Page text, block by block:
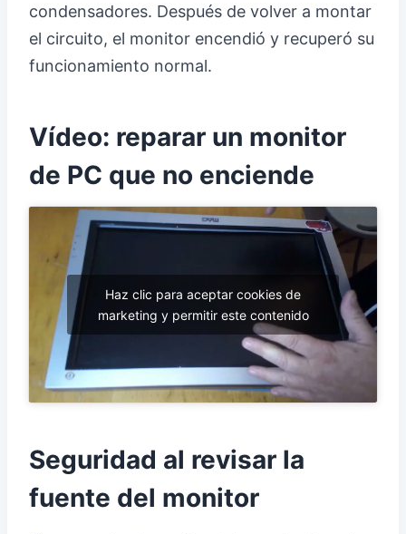
condensadores. Después de volver a montar
el circuito, el monitor encendió y recuperó su
funcionamiento normal.
Vídeo: reparar un monitor
de PC que no enciende
Haz clic para aceptar cookies de
marketing y permitir este contenido
Seguridad al revisar la
fuente del monitor